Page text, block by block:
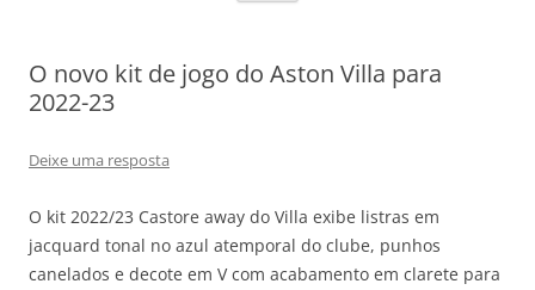
O novo kit de jogo do Aston Villa para
2022-23
Deixe uma resposta
O kit 2022/23 Castore away do Villa exibe listras em
jacquard tonal no azul atemporal do clube, punhos
canelados e decote em V com acabamento em clarete para